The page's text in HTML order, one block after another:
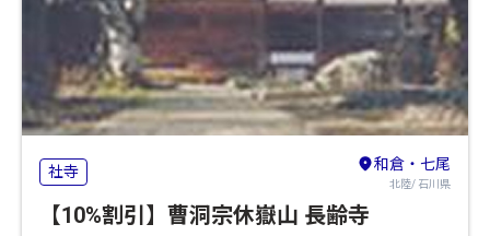
社寺 和倉・七尾
北陸/ 石川県
【10%割引】曹洞宗休嶽山 長齢寺